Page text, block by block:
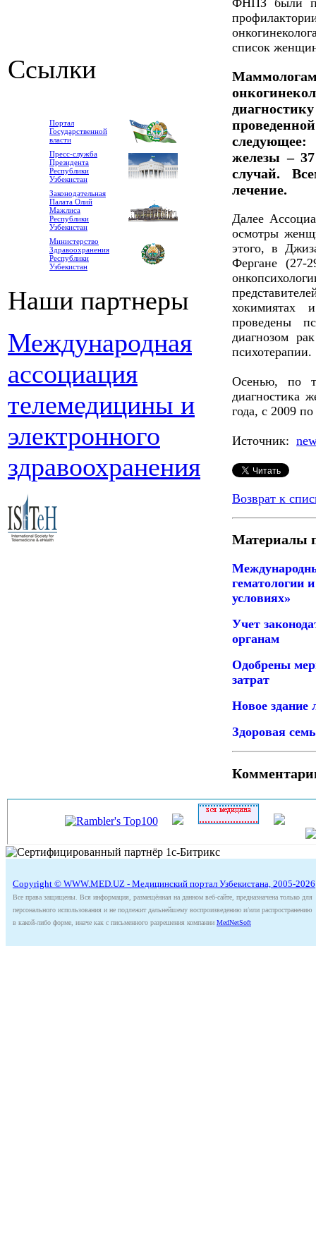
Ссылки
Портал
Государственной
власти
Пресс-служба
Президента
Республики
Узбекистан
Законодательная
Палата Олий
Мажлиса
Республики
Узбекистан
Министерство
Здравоохранения
Республики
Узбекистан
Наши партнеры
Международная
ассоциация
телемедицины и
электронного
здравоохранения
ФНПЗ были
список
следующее:
железы –
случай.
лечение.
Далее
осмотры
этого, в
Фергане (27-
хокимиятах
проведены
диагнозом
психотерапии.
Осенью, по
диагностика
года, с 2009
Источник:
Возврат к
Материалы
гематологии
условиях»
Учет
органам
Одобрены
затрат
Новое здание
Здоровая
Copyright © WWW.MED.UZ - Медицинский портал Узбекистана, 2005-2026
Все права защищены. Вся информация, размещённая на данном веб-сайте, предназначена только для
персонального использования и не подлежит дальнейшему воспроизведению и/или распространению
в какой-либо форме, иначе как с письменного разрешения компании MedNetSoft